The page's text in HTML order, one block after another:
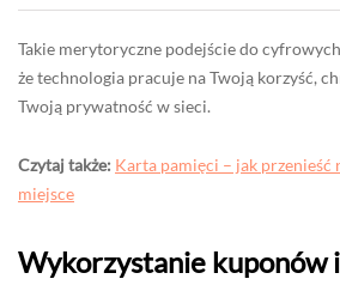
Takie merytoryczne podejście do
że technologia pracuje na Twoją korzyść,
Twoją prywatność w sieci.
Czytaj także: Karta pamięci – jak przenieść
miejsce
Wykorzystanie kuponów